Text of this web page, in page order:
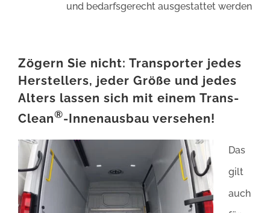
und bedarfsgerecht ausgestattet werden
Zögern Sie nicht: Transporter jedes
Herstellers, jeder Größe und jedes
Alters lassen sich mit einem Trans-
Clean®-Innenausbau versehen!
Das
gilt
auch